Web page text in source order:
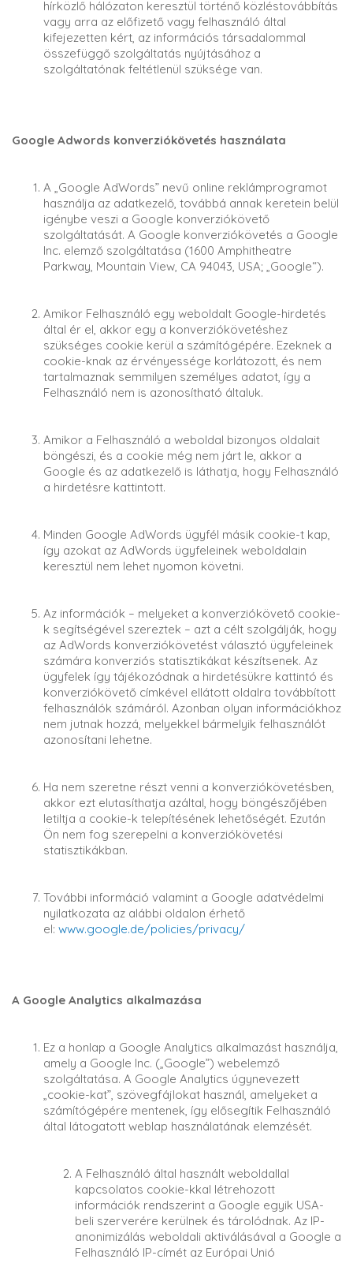
hírközlő hálózaton keresztül történő közléstovábbítás
vagy arra az előfizető vagy felhasználó által
kifejezetten kért, az információs társadalommal
összefüggő szolgáltatás nyújtásához a
szolgáltatónak feltétlenül szüksége van.
Google Adwords konverziókövetés használata
A „Google AdWords” nevű online reklámprogramot
használja az adatkezelő, továbbá annak keretein belül
igénybe veszi a Google konverziókövető
szolgáltatását. A Google konverziókövetés a Google
Inc. elemző szolgáltatása (1600 Amphitheatre
Parkway, Mountain View, CA 94043, USA; „Google“).
Amikor Felhasználó egy weboldalt Google-hirdetés
által ér el, akkor egy a konverziókövetéshez
szükséges cookie kerül a számítógépére. Ezeknek a
cookie-knak az érvényessége korlátozott, és nem
tartalmaznak semmilyen személyes adatot, így a
Felhasználó nem is azonosítható általuk.
Amikor a Felhasználó a weboldal bizonyos oldalait
böngészi, és a cookie még nem járt le, akkor a
Google és az adatkezelő is láthatja, hogy Felhasználó
a hirdetésre kattintott.
Minden Google AdWords ügyfél másik cookie-t kap,
így azokat az AdWords ügyfeleinek weboldalain
keresztül nem lehet nyomon követni.
Az információk – melyeket a konverziókövető cookie-
k segítségével szereztek – azt a célt szolgálják, hogy
az AdWords konverziókövetést választó ügyfeleinek
számára konverziós statisztikákat készítsenek. Az
ügyfelek így tájékozódnak a hirdetésükre kattintó és
konverziókövető címkével ellátott oldalra továbbított
felhasználók számáról. Azonban olyan információkhoz
nem jutnak hozzá, melyekkel bármelyik felhasználót
azonosítani lehetne.
Ha nem szeretne részt venni a konverziókövetésben,
akkor ezt elutasíthatja azáltal, hogy böngészőjében
letiltja a cookie-k telepítésének lehetőségét. Ezután
Ön nem fog szerepelni a konverziókövetési
statisztikákban.
További információ valamint a Google adatvédelmi
nyilatkozata az alábbi oldalon érhető
el: www.google.de/policies/privacy/
A Google Analytics alkalmazása
Ez a honlap a Google Analytics alkalmazást használja,
amely a Google Inc. („Google”) webelemző
szolgáltatása. A Google Analytics úgynevezett
„cookie-kat”, szövegfájlokat használ, amelyeket a
számítógépére mentenek, így elősegítik Felhasználó
által látogatott weblap használatának elemzését.
A Felhasználó által használt weboldallal
kapcsolatos cookie-kkal létrehozott
információk rendszerint a Google egyik USA-
beli szerverére kerülnek és tárolódnak. Az IP-
anonimizálás weboldali aktiválásával a Google a
Felhasználó IP-címét az Európai Unió